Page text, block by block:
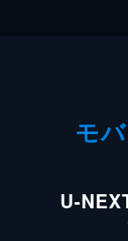
モ
U-